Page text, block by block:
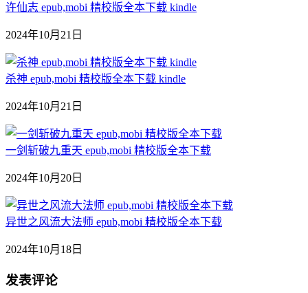
许仙志 epub,mobi 精校版全本下载 kindle
2024年10月21日
杀神 epub,mobi 精校版全本下载 kindle
2024年10月21日
一剑斩破九重天 epub,mobi 精校版全本下载
2024年10月20日
异世之风流大法师 epub,mobi 精校版全本下载
2024年10月18日
发表评论